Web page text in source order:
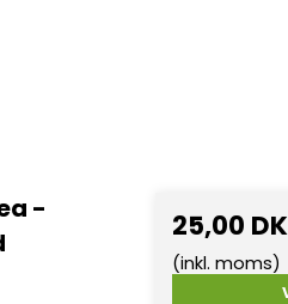
-
25,00
(inkl. moms)